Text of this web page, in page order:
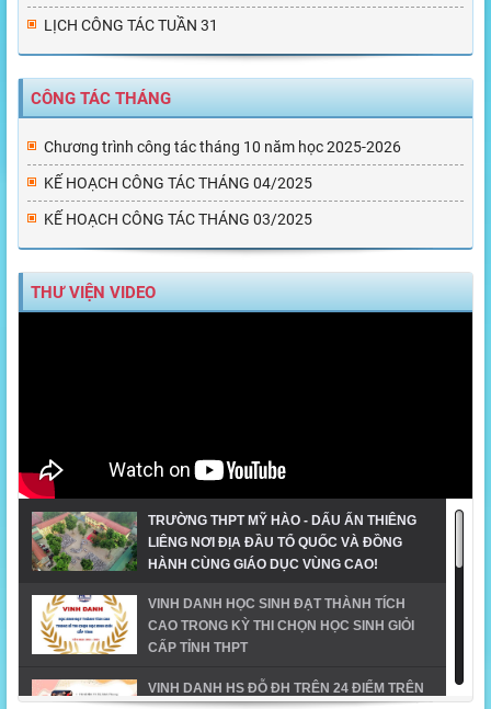
LỊCH CÔNG TÁC TUẦN 31
CÔNG TÁC THÁNG
Chương trình công tác tháng 10 năm học 2025-2026
KẾ HOẠCH CÔNG TÁC THÁNG 04/2025
KẾ HOẠCH CÔNG TÁC THÁNG 03/2025
THƯ VIỆN VIDEO
TRƯỜNG THPT MỸ HÀO - DẤU ẤN THIÊNG
LIÊNG NƠI ĐỊA ĐẦU TỔ QUỐC VÀ ĐỒNG
HÀNH CÙNG GIÁO DỤC VÙNG CAO!
VINH DANH HỌC SINH ĐẠT THÀNH TÍCH
CAO TRONG KỲ THI CHỌN HỌC SINH GIỎI
CẤP TỈNH THPT
VINH DANH HS ĐỖ ĐH TRÊN 24 ĐIỂM TRÊN